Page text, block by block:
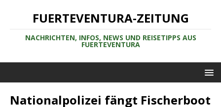
FUERTEVENTURA-ZEITUNG
NACHRICHTEN, INFOS, NEWS UND REISETIPPS AUS
FUERTEVENTURA
Nationalpolizei fängt Fischerboot